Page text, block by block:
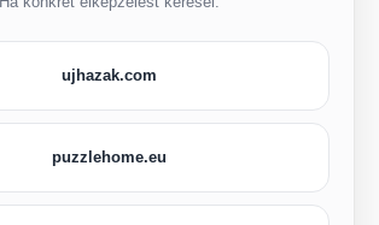
ujhazak.com
puzzlehome.eu